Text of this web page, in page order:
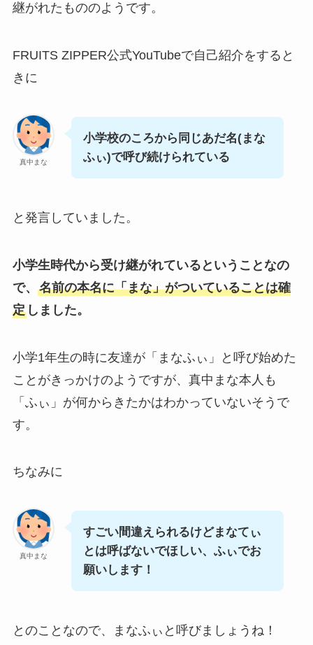
継がれたもののようです。
FRUITS ZIPPER公式YouTubeで自己紹介をすると
きに
真中まな
小学校のころから同じあだ名(まな
ふぃ)で呼び続けられている
と発言していました。
小学生時代から受け継がれているということなの
で、 名前の本名に「まな」がついていることは確
定しました。
小学1年生の時に友達が「まなふぃ」と呼び始めた
ことがきっかけのようですが、真中まな本人も
「ふぃ」が何からきたかはわかっていないそうで
す。
ちなみに
真中まな
すごい間違えられるけどまなてぃ
とは呼ばないでほしい、ふぃでお
願いします！
とのことなので、まなふぃと呼びましょうね！